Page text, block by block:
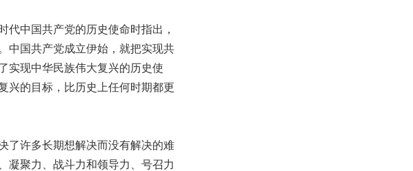
中国共产党的历史使命时指出，
中国共产党成立伊始，就把实现共
实现中华民族伟大复兴的历史使
兴的目标，比历史上任何时期都更
许多长期想解决而没有解决的难
凝聚力、战斗力和领导力、号召力